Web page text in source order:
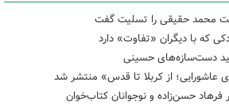
محمد حقیقی را تسلیت گفت
که با دیگران «تفاوت» دارد
عاشورایی؛ از کربلا تا قدس» منتشر شد
فرهاد حسن‌زاده و نوجوانان کتاب‌خوان